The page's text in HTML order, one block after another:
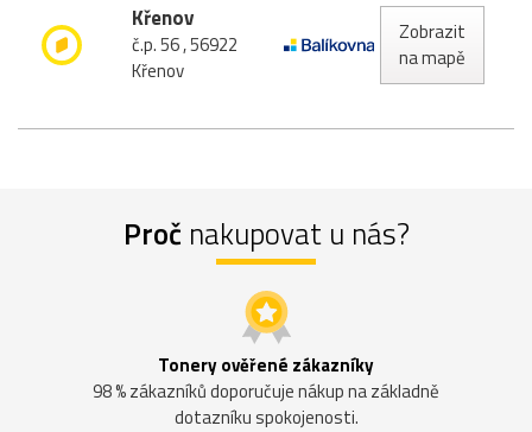
Křenov
č.p. 56 , 56922
Křenov
Zobrazit
na mapě
Proč nakupovat u nás?
Tonery ověřené zákazníky
98 % zákazníků doporučuje nákup na základně
dotazníku spokojenosti.